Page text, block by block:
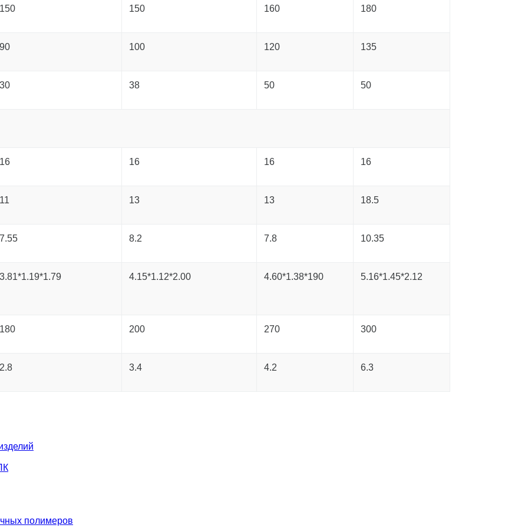
150 150 160 180
90 100 120 135
30 38 50 50
16 16 16 16
11 13 13 18.5
7.55 8.2 7.8 10.35
3.81*1.19*1.79 4.15*1.12*2.00 4.60*1.38*190 5.16*1.45*2.12
180 200 270 300
2.8 3.4 4.2 6.3
полимеров